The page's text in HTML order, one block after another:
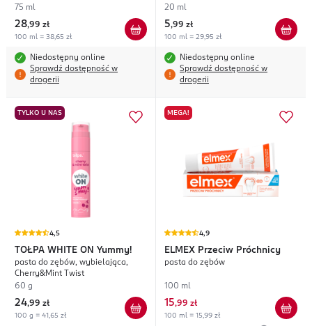
75 ml
28,99 zł
100 ml = 38,65 zł
Niedostępny online
Sprawdź dostępność w
drogerii
20 ml
5,99 zł
100 ml = 29,95 zł
Niedostępny online
Sprawdź dostępność w
drogerii
TYLKO U NAS
4,5
TOŁPA WHITE ON Yummy!
pasta do zębów, wybielająca,
Cherry&Mint Twist
60 g
24,99 zł
100 g = 41,65 zł
MEGA!
4,9
ELMEX Przeciw Próchnicy
pasta do zębów
100 ml
15,99 zł
100 ml = 15,99 zł